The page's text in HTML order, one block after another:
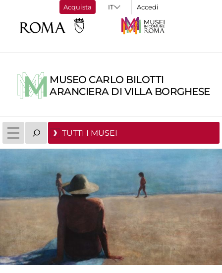
Acquista Accedi
MUSEO CARLO BILOTTI
ARANCIERA DI VILLA BORGHESE
TUTTI I MUSEI